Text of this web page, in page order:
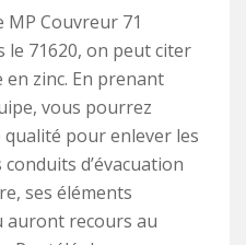
Couvreur 71
le 71620, on peut citer
zinc. En prenant
vous pourrez
pour enlever les
d’évacuation
ses éléments
auront recours au